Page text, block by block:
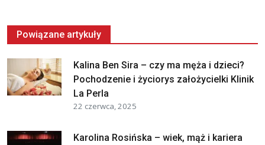
Powiązane artykuły
Kalina Ben Sira – czy ma męża i dzieci?
Pochodzenie i życiorys założycielki Klinik
La Perla
22 czerwca, 2025
Karolina Rosińska – wiek, mąż i kariera